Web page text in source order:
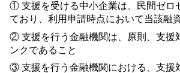
① 支援を受ける中小企業は、民間ゼロ
ており、利用申請時点において当該融
② 支援を行う金融機関は、原則、支援
ンクであること
③ 支援を行う金融機関における、支援